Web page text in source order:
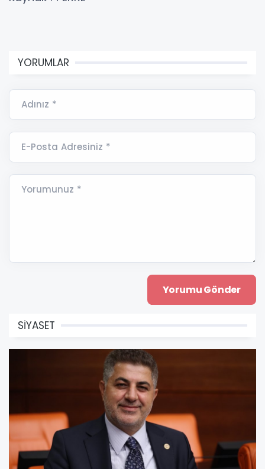
YORUMLAR
Adınız *
E-Posta Adresiniz *
Yorumunuz *
SİYASET